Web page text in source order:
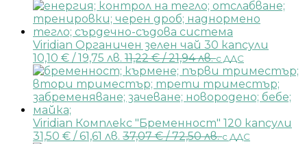
Viridian Органичен зелен чай 30 капсули
10,10 € / 19,75 лв. 11,22€/ 21,94 лв.с ДДС
Viridian Комплекс "Бременност" 120 капсули
31,50 € / 61,61 лв. 37,07€/ 72,50 лв.с ДДС